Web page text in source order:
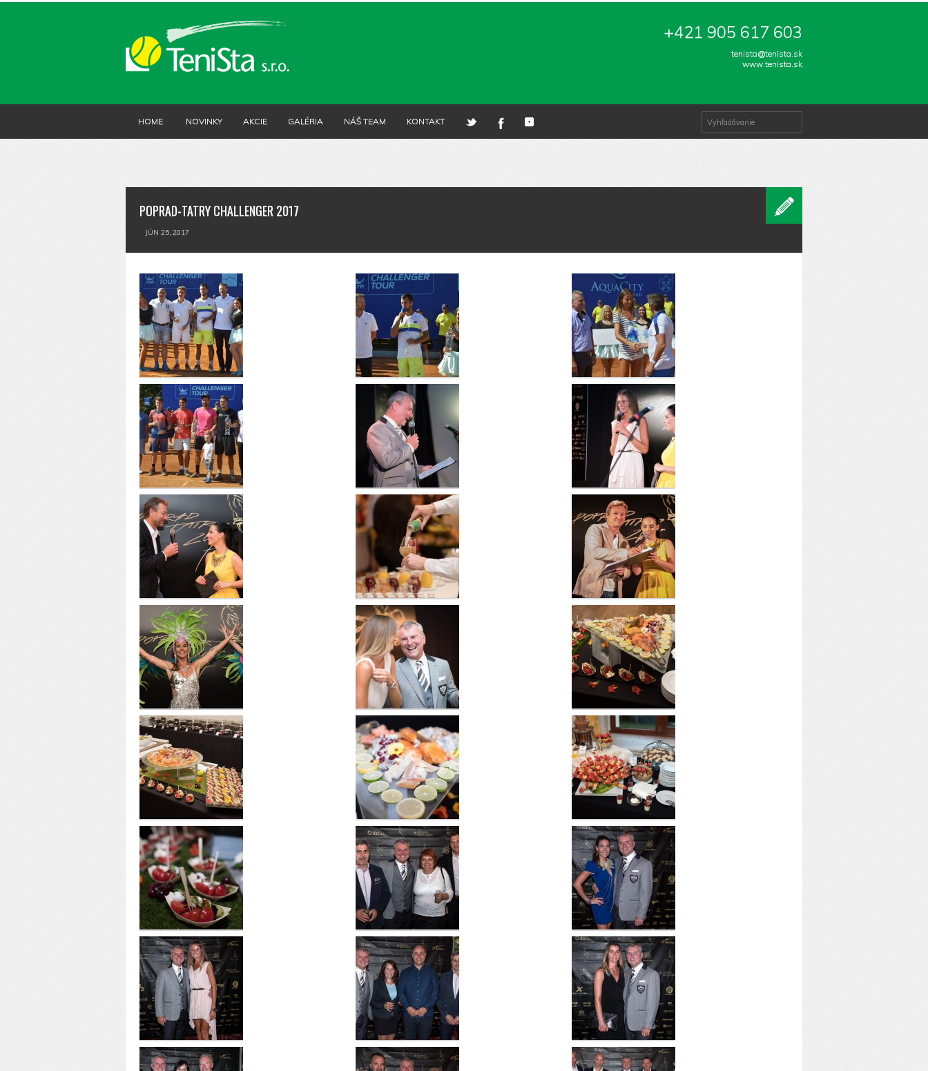
+421 905 617 603
tenista@tenista.sk
www.tenista.sk
HOME NOVINKY AKCIE GALÉRIA NÁŠ TEAM KONTAKT
POPRAD-TATRY CHALLENGER 2017
JÚN 25, 2017